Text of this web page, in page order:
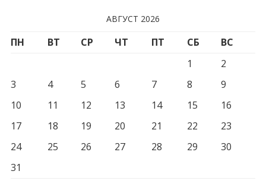
АВГУСТ 2026
ПН ВТ СР ЧТ ПТ СБ
ВС
1
2
3
4 5 6 7 8
9
10
11 12 13 14 15
16
17
18 19 20 21 22
23
24
25 26 27 28 29
30
31